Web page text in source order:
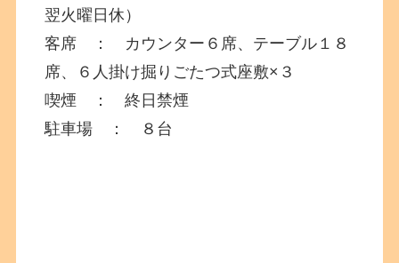
翌火曜日休）
客席 ： カウンター６席、テーブル１８
席、６人掛け掘りごたつ式座敷×３
喫煙 ： 終日禁煙
駐車場 ： ８台